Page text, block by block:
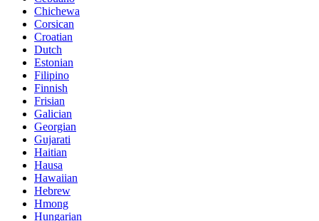
Chichewa
Corsican
Croatian
Dutch
Estonian
Filipino
Finnish
Frisian
Galician
Georgian
Gujarati
Haitian
Hausa
Hawaiian
Hebrew
Hmong
Hungarian